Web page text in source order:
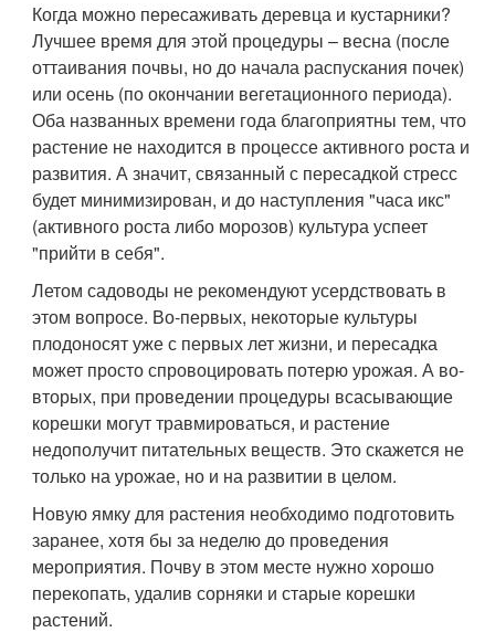
Когда можно пересаживать деревца и кустарники?
Лучшее время для этой процедуры – весна (после
оттаивания почвы, но до начала распускания почек)
или осень (по окончании вегетационного периода).
Оба названных времени года благоприятны тем, что
растение не находится в процессе активного роста и
развития. А значит, связанный с пересадкой стресс
будет минимизирован, и до наступления "часа икс"
(активного роста либо морозов) культура успеет
"прийти в себя".
Летом садоводы не рекомендуют усердствовать в
этом вопросе. Во-первых, некоторые культуры
плодоносят уже с первых лет жизни, и пересадка
может просто спровоцировать потерю урожая. А во-
вторых, при проведении процедуры всасывающие
корешки могут травмироваться, и растение
недополучит питательных веществ. Это скажется не
только на урожае, но и на развитии в целом.
Новую ямку для растения необходимо подготовить
заранее, хотя бы за неделю до проведения
мероприятия. Почву в этом месте нужно хорошо
перекопать, удалив сорняки и старые корешки
растений.